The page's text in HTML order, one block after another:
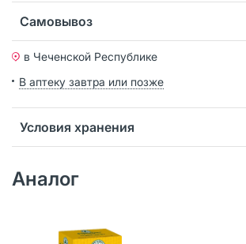
Самовывоз
в Чеченской Республике
В аптеку завтра или позже
Условия хранения
Аналог